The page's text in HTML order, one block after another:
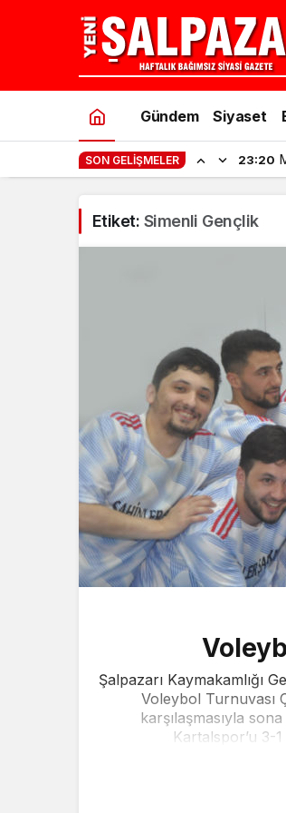
Gündem Siyaset
SON GELIŞMELER 23:20
Etiket: Simenli Gençlik
Şalpazarı Kaymakamlığı
Voleybol Turnuvası
karşılaşmasıyla
Kartalspor’u 3-